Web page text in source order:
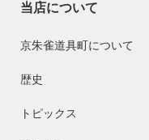
当店について
京朱雀道具町について
歴史
トピックス